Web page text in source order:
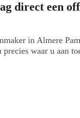
direct een
in Almere
waar u aan